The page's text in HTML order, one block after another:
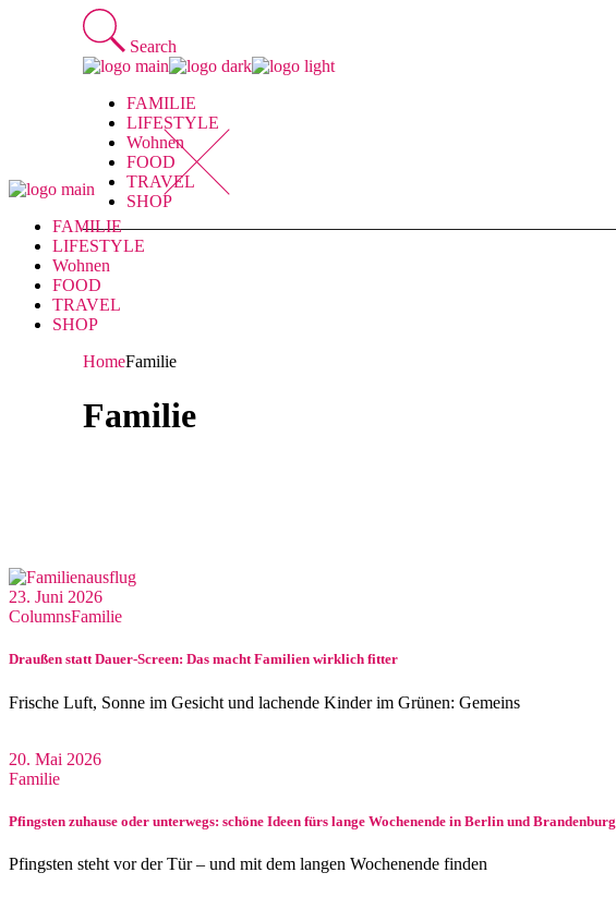
Search
FAMILIE
LIFESTYLE
Wohnen
FOOD
TRAVEL
SHOP
FAMILIE
LIFESTYLE
Wohnen
FOOD
TRAVEL
SHOP
HomeFamilie
Familie
23. Juni 2026
ColumnsFamilie
Draußen statt Dauer-Screen: Das macht Familien wirklich fitter
Frische Luft, Sonne im Gesicht und lachende Kinder im Grünen: Gemeins
20. Mai 2026
Familie
Pfingsten zuhause oder unterwegs: schöne Ideen fürs lange Wochenende in Berlin und Brandenburg
Pfingsten steht vor der Tür – und mit dem langen Wochenende finden